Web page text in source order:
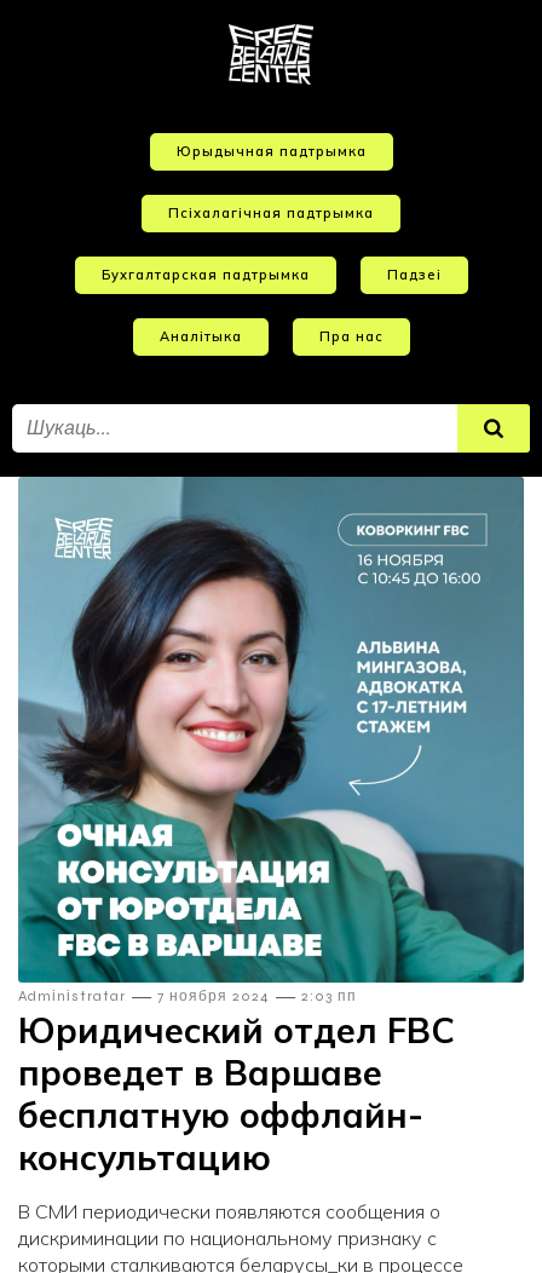
Юрыдычная падтрымка
Псіхалагічная падтрымка
Бухгалтарская падтрымка Падзеі
Аналітыка Пра нас
Admіnіstratar — 7 ноября 2024 — 2:03 пп
Юридический отдел FBC
проведет в Варшаве
бесплатную оффлайн-
консультацию
В СМИ периодически появляются сообщения о
дискриминации по национальному признаку с
которыми сталкиваются беларусы_ки в процессе